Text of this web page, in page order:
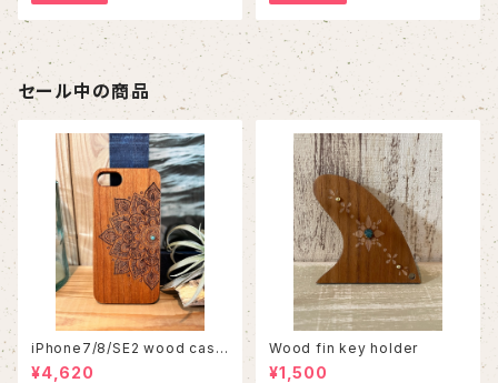
セール中の商品
iPhone7/8/SE2 wood case
86
¥4,620
Wood fin key holder
¥1,500